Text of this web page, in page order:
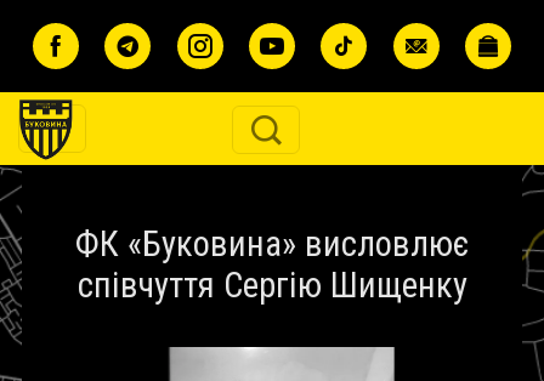
ФК «Буковина» висловлює
співчуття Сергію Шищенку